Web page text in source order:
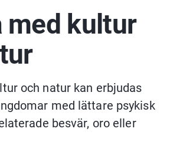
med kultur
och natur kan erbjudas
med lättare psykisk
besvär, oro eller